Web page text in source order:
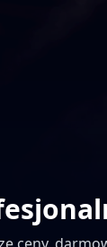
ceny,